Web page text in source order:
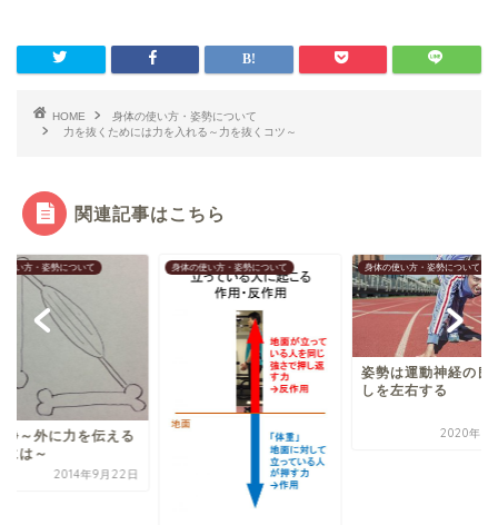
HOME
身体の使い方・姿勢について
力を抜くためには力を入れる～力を抜くコツ～
関連記事はこちら
使い方・姿勢について
静～外に力を伝える
には～
2014年9月22日
身体の使い方・姿勢について 身体の使い方・姿勢について
姿勢は運動神経の良
しを左右する
2020年5